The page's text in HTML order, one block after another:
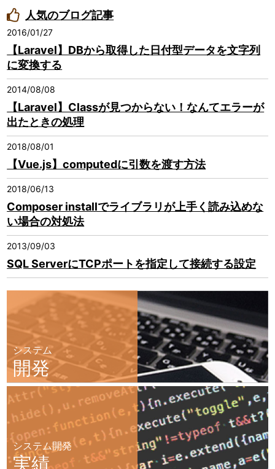
人気のブログ記事
2016/01/27
【Laravel】DBから取得した日付型データを文字列
に変換する
2014/08/08
【Laravel】Classが見つからない！なんてエラーが
出たときの処理
2018/08/01
【Vue.js】computedに引数を渡す方法
2018/06/13
Composer installでライブラリが上手く読み込めな
い場合の対処法
2013/09/03
SQL ServerにTCPポートを指定して接続する設定
システム
開発
システム開発
実績